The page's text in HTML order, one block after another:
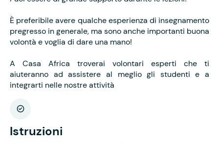
È preferibile avere qualche esperienza di insegnamento
pregresso in generale, ma sono anche importanti buona
volontà e voglia di dare una mano!
A Casa Africa troverai volontari esperti che ti
aiuteranno ad assistere al meglio gli studenti e a
integrarti nelle nostre attività
Istruzioni